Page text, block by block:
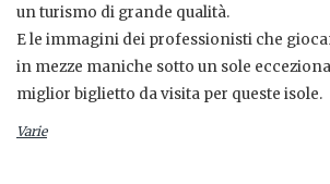
un turismo di grande qualità.
E le immagini dei professionisti che
in mezze maniche sotto un sole
miglior biglietto da visita per queste isole.
Varie